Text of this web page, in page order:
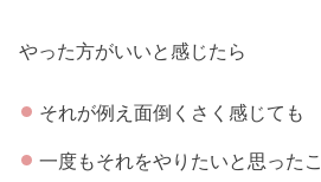
やった方がいいと感じたら
それが例え面倒くさく感じても
一度もそれをやりたいと思った